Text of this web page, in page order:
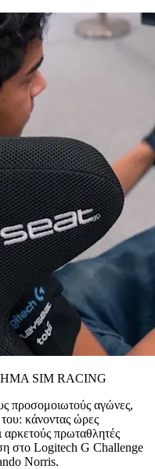
SIM RACING
προσομοιωτούς αγώνες,
του: κάνοντας ώρες
αρκετούς πρωταθλητές
στο Logitech G Challenge
Norris.